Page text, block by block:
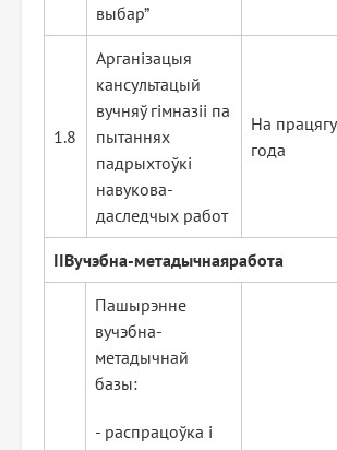
выбар”
1.8
Арганізацыя
кансультацый
вучняў гімназіі па
пытаннях
падрыхтоўкі
навукова-
даследчых работ
На працягу
года
IIВучэбна-метадычнаяработа
Пашырэнне
вучэбна-
метадычнай
базы:
- распрацоўка і